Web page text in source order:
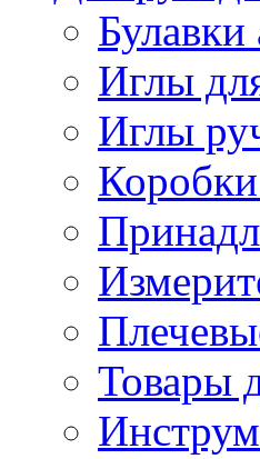
Булавки
Иглы
Иглы
Товары